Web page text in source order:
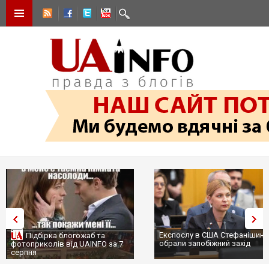
Підбірка блогожаб та
фотоприколів від UAINFO за 7
серпня
Експослу в США
обрали запобіжний захід